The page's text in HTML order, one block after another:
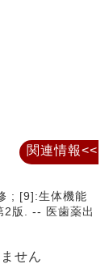
; [9]:生体機能
2版. -- 医歯薬出
せん
関連情報<<